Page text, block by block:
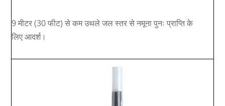
9 मीटर (30 फीट) से कम उथले जल स्तर से नमूना पुनः प्राप्ति के
लिए आदर्श।